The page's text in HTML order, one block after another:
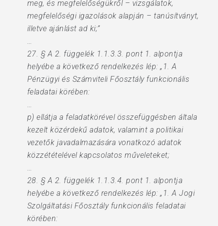
meg, és megfelelőségükről – vizsgálatok,
megfelelőségi igazolások alapján – tanúsítványt,
illetve ajánlást ad ki;”
…
27. § A 2. függelék 1.1.3.3. pont 1. alpontja
helyébe a következő rendelkezés lép: „1. A
Pénzügyi és Számviteli Főosztály funkcionális
feladatai körében:
…
p) ellátja a feladatkörével összefüggésben általa
kezelt közérdekű adatok, valamint a politikai
vezetők javadalmazására vonatkozó adatok
közzétételével kapcsolatos műveleteket;
…
28. § A 2. függelék 1.1.3.4. pont 1. alpontja
helyébe a következő rendelkezés lép: „1. A Jogi
Szolgáltatási Főosztály funkcionális feladatai
körében: